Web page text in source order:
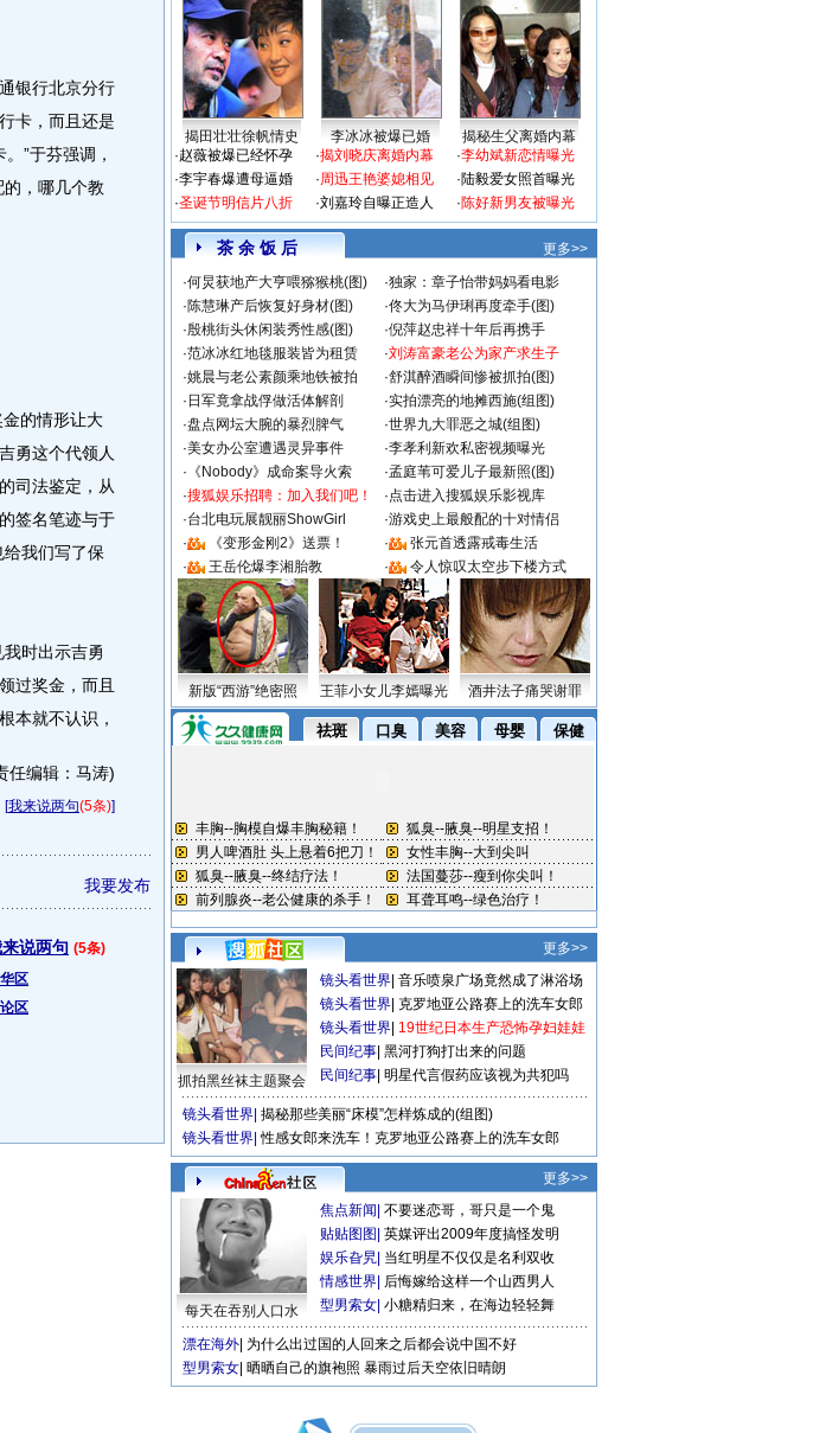
银行北京分行
卡，而且还是
”于芬强调，
，哪几个教
的情形让大
勇这个代领人
司法鉴定，从
签名笔迹与于
给我们写了保
时出示吉勇
过奖金，而且
本就不认识，
任编辑：马涛)
[我来说两句(5条)]
我要发布
说两句 (5条)
区
区
揭田壮壮徐帆情史 李冰冰被爆已婚
揭秘生父离婚内幕
·赵薇被爆已经怀孕
·李宇春爆遭母逼婚
·圣诞节明信片八折
·揭刘晓庆离婚内幕
·周迅王艳婆媳相见
·刘嘉玲自曝正造人
·李幼斌新恋情曝光
·陆毅爱女照首曝光
·陈好新男友被曝光
茶 余 饭 后
更多>>
·何炅获地产大亨喂猕猴桃(图) ·独家：章子怡带妈妈看电影
·陈慧琳产后恢复好身材(图) ·佟大为马伊琍再度牵手(图)
·殷桃街头休闲装秀性感(图) ·倪萍赵忠祥十年后再携手
·范冰冰红地毯服装皆为租赁 ·刘涛富豪老公为家产求生子
·姚晨与老公素颜乘地铁被拍 ·舒淇醉酒瞬间惨被抓拍(图)
· 日军竟拿战俘做活体解剖 ·实拍漂亮的地摊西施(组图)
·盘点网坛大腕的暴烈脾气 ·世界九大罪恶之城(组图)
·美女办公室遭遇灵异事件 ·李孝利新欢私密视频曝光
· 《Nobody》成命案导火索 ·孟庭苇可爱儿子最新照(图)
·搜狐娱乐招聘：加入我们吧！ ·点击进入搜狐娱乐影视库
·台北电玩展靓丽ShowGirl ·游戏史上最般配的十对情侣
·
《变形金刚2》送票！ ·
张元首透露戒毒生活
·
王岳伦爆李湘胎教 · 令人惊叹太空步下楼方式
新版“西游”绝密照 王菲小女儿李嫣曝光 酒井法子痛哭谢罪
更多>>
抓拍黑丝袜主题聚会
镜头看世界 音乐喷泉广场竟然成了淋浴场
镜头看世界 克罗地亚公路赛上的洗车女郎
镜头看世界 19世纪日本生产恐怖孕妇娃娃
民间纪事 黑河打狗打出来的问题
民间纪事 明星代言假药应该视为共犯吗
镜头看世界 揭秘那些美丽“床模”怎样炼成的(组图)
镜头看世界 性感女郎来洗车！克罗地亚公路赛上的洗车女郎
更多>>
每天在吞别人口水
焦点新闻 不要迷恋哥，哥只是一个鬼
贴贴图图 英媒评出2009年度搞怪发明
娱乐旮旯 当红明星不仅仅是名利双收
情感世界 后悔嫁给这样一个山西男人
型男索女 小糖精归来，在海边轻轻舞
漂在海外 为什么出过国的人回来之后都会说中国不好
型男索女 晒晒自己的旗袍照 暴雨过后天空依旧晴朗